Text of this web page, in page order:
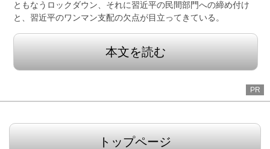
ともなうロックダウン、それに習近平の民間部門への締め付け
と、習近平のワンマン支配の欠点が目立ってきている。
本文を読む
PR
トップページ